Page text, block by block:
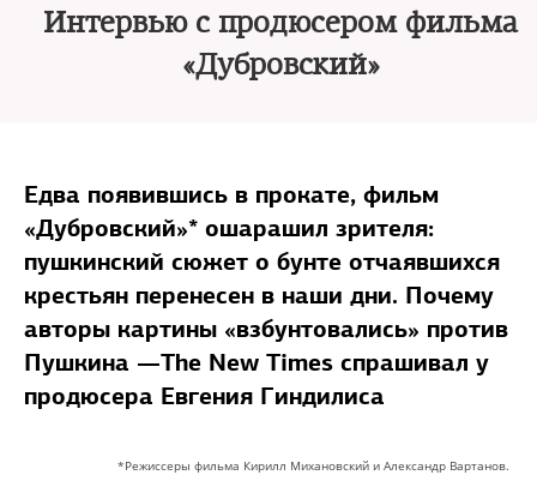
Интервью с продюсером фильма
«Дубровский»
Едва появившись в прокате, фильм
«Дубровский»* ошарашил зрителя:
пушкинский сюжет о бунте отчаявшихся
крестьян перенесен в наши дни. Почему
авторы картины «взбунтовались» против
Пушкина —The New Times спрашивал у
продюсера Евгения Гиндилиса
*Режиссеры фильма Кирилл Михановский и Александр Вартанов.